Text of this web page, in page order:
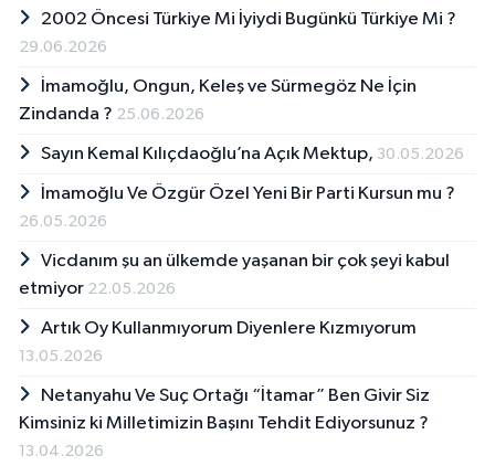
2002 Öncesi Türkiye Mi İyiydi Bugünkü Türkiye Mi ?
29.06.2026
İmamoğlu, Ongun, Keleş ve Sürmegöz Ne İçin
Zindanda ? 25.06.2026
Sayın Kemal Kılıçdaoğlu’na Açık Mektup, 30.05.2026
İmamoğlu Ve Özgür Özel Yeni Bir Parti Kursun mu ?
26.05.2026
Vicdanım şu an ülkemde yaşanan bir çok şeyi kabul
etmiyor 22.05.2026
Artık Oy Kullanmıyorum Diyenlere Kızmıyorum
13.05.2026
Netanyahu Ve Suç Ortağı “İtamar” Ben Givir Siz
Kimsiniz ki Milletimizin Başını Tehdit Ediyorsunuz ?
13.04.2026